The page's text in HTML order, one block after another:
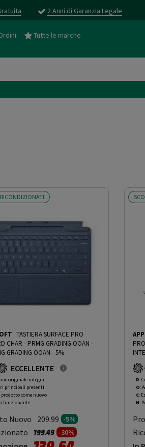
2 Anni di Garanzia Legale
Tutte le marche
TASTIERA SURFACE PRO
GRADING OOAN -
GRADING OOAN - 5%
ECCELLENTE
originale integra
principali presenti
prodotto come nuovo
funzionante
Nuovo 209.99 -5%
Prezzo ridotto da
199.49a-30%
15%
R:
O:
C:
N: